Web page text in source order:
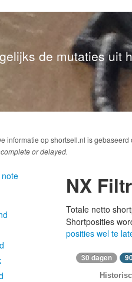
de mutaties uit
informatie op shortsell.nl is
or delayed.
NX
Totale netto
Shortposities
posities wel te
30 dagen